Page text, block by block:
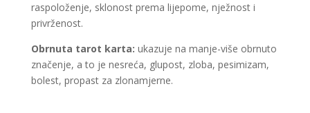
raspoloženje, sklonost prema lijepome, nježnost i
privrženost.
Obrnuta tarot karta: ukazuje na manje-više obrnuto
značenje, a to je nesreća, glupost, zloba, pesimizam,
bolest, propast za zlonamjerne.